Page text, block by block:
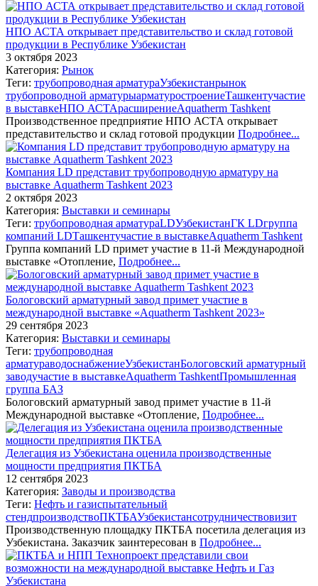
НПО АСТА открывает представительство и склад готовой
продукции в Республике Узбекистан
3 октября 2023
Категория: Рынок
Теги: трубопроводная арматураУзбекистанрынок
трубопроводной арматурыарматуростроениеТашкентучастие
в выставкеНПО АСТАрасширениеAquatherm Tashkent
Производственное предприятие НПО АСТА открывает
представительство и склад готовой продукции Подробнее...
Компания LD представит трубопроводную арматуру на
выставке Aquatherm Tashkent 2023
2 октября 2023
Категория: Выставки и семинары
Теги: трубопроводная арматураLDУзбекистанГК LDгруппа
компаний LDТашкентучастие в выставкеAquatherm Tashkent
Группа компаний LD примет участие в 11-й Международной
выставке «Отопление, Подробнее...
Бологовский арматурный завод примет участие в
международной выставке «Aquatherm Tashkent 2023»
29 сентября 2023
Категория: Выставки и семинары
Теги: трубопроводная
арматураводоснабжениеУзбекистанБологовский арматурный
заводучастие в выставкеAquatherm TashkentПромышленная
группа БАЗ
Бологовский арматурный завод примет участие в 11-й
Международной выставке «Отопление, Подробнее...
Делегация из Узбекистана оценила производственные
мощности предприятия ПКТБА
12 сентября 2023
Категория: Заводы и производства
Теги: Нефть и газиспытательный
стендпроизводствоПКТБАУзбекистансотрудничествовизит
Производственную площадку ПКТБА посетила делегация из
Узбекистана. Заказчик заинтересован в Подробнее...